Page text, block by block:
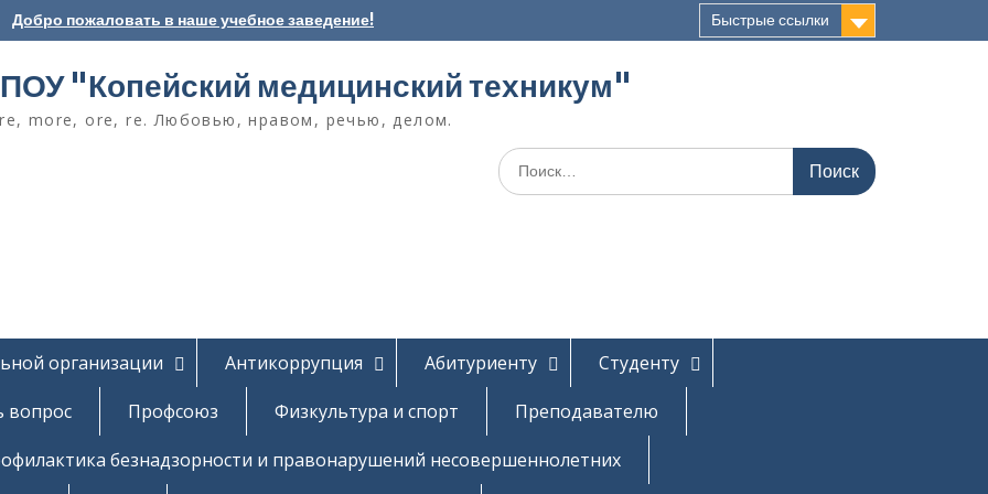
Добро пожаловать в наше учебное заведение! Быстрые ссылки
"Копейский медицинский техникум"
more, ore, re. Любовью, нравом, речью, делом.
Поиск
по:
организации Антикоррупция Абитуриенту
Студенту
вопрос Профсоюз Физкультура и спорт
Преподавателю
безнадзорности и правонарушений несовершеннолетних